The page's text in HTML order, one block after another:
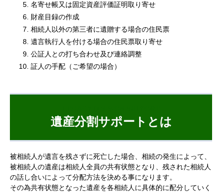
名寄せ帳又は固定資産評価証明取り寄せ
財産目録の作成
相続人以外の第三者に遺贈する場合の住民票
遺言執行人を付ける場合の住民票取り寄せ
公証人との打ち合わせ及び連絡調整
証人の手配（ご希望の場合）
遺産分割サポートとは
被相続人が遺言を残さずに死亡した場合、相続の発生によって、
被相続人の遺産は相続人全員の共有状態となり、残された相続人
の話し合いによって分配方法を決める事になります。
その為共有状態となった遺産を各相続人に具体的に配分していく